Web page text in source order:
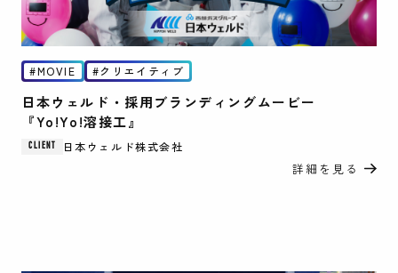
MOVIE クリエイティブ
日本ウェルド・採用ブランディングムービー
『Yo!Yo!溶接工』
CLIENT 日本ウェルド株式会社
詳細を見る